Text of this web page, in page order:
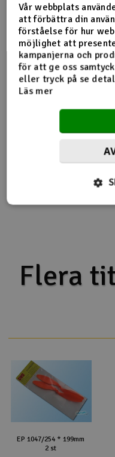
Presentkort
Flera
EP 1047/254 * 199mm
2 st
Vår webbplats
att förbättra din
förståelse för hur
möjlighet att
kampanjerna och
för att ge oss
eller tryck på se
Läs mer